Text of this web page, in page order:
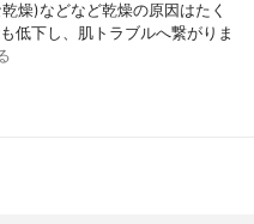
)などなど乾燥の原因はたく
低下し、肌トラブルへ繋がりま